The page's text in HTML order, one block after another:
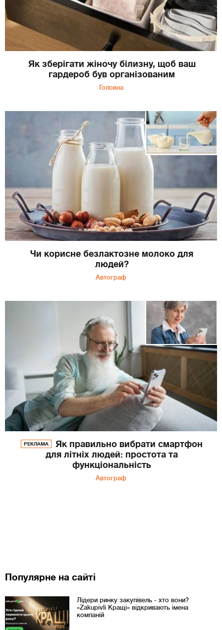
Як зберігати жіночу білизну, щоб ваш
гардероб був організованим
Головна
Чи корисне безлактозне молоко для
людей?
Автограф
РЕКЛАМА
Як правильно вибрати смартфон
для літніх людей: простота та
функціональність
Автограф
Популярне на сайті
Лідери ринку закупівель - хто вони?
«Zakupivli Кращі» відкривають імена
компаній